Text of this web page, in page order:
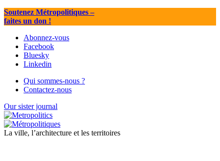
Soutenez Métropolitiques–
faites un don !
Abonnez-vous
Facebook
Bluesky
Linkedin
Qui sommes-nous ?
Contactez-nous
Our sister journal
La ville, l’architecture et les territoires